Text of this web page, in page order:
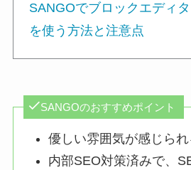
SANGOでブロックエディタ
を使う方法と注意点
SANGOのおすすめポイント
優しい雰囲気が感じら
内部SEO対策済みで、